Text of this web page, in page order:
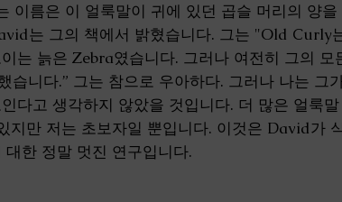
이름은 이 얼룩말이 귀에 있던 곱슬 머리의 양을
는 그의 책에서 밝혔습니다. 그는 "Old Curly
는 늙은 Zebra였습니다. 그러나 여전히 그의 모
습니다.” 그는 참으로 우아하다. 그러나 나는 그
다고 생각하지 않았을 것입니다. 더 많은 얼룩말
지만 저는 초보자일 뿐입니다. 이것은 David가
대한 정말 멋진 연구입니다.